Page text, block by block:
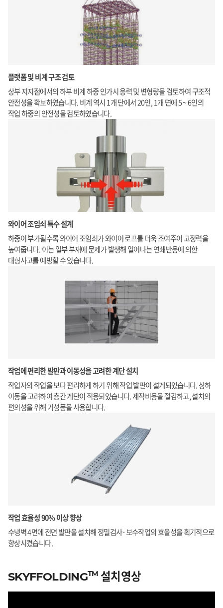
플랫폼 및 비계 구조 검토
상부 지지점에서의 하부 비계 하중 인가시 응력 및 변형량을 검토하여 구조적
안전성을 확보하였습니다. 비계 역시 1개 단에서 20인, 1개 면에 5 ~ 6인의
작업 하중의 안전성을 검토하였습니다.
와이어 조임쇠 특수 설계
하중이 부가될수록 와이어 조임쇠가 와이어 로프를 더욱 조여주어 고정력을
높여줍니다. 이는 일부 부재에 문제가 발생해 일어나는 연쇄반응에 의한
대형사고를 예방할 수 있습니다.
작업에 편리한 발판과 이동성을 고려한 계단 설치
작업자의 작업을 보다 편리하게 하기 위해 작업 발판이 설계되었습니다. 상하
이동을 고려하여 층간 계단이 적용되었습니다. 제작비용을 절감하고, 설치의
편의성을 위해 기성품을 사용합니다.
작업 효율성 90% 이상 향상
수냉벽 4면에 전면 발판을 설치해 정밀검사·보수작업의 효율성을 획기적으로
향상시켰습니다.
SKYFFOLDINGTM 설치영상